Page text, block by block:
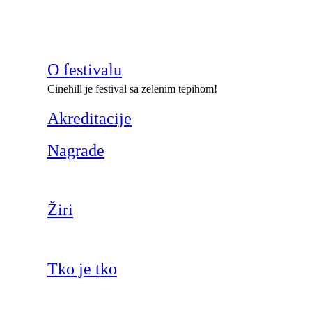
O festivalu
Cinehill je festival sa zelenim tepihom!
Akreditacije
Nagrade
Žiri
Tko je tko